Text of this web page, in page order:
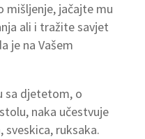
mišljenje, jačajte mu
ali i tražite savjet
je na Vašem
sa djetetom, o
naka učestvuje
sveskica, ruksaka.